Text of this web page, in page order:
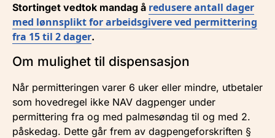
Stortinget vedtok mandag å redusere antall dager
med lønnsplikt for arbeidsgivere ved permittering
fra 15 til 2 dager.
Om mulighet til dispensasjon
Når permitteringen varer 6 uker eller mindre, utbetaler
som hovedregel ikke NAV dagpenger under
permittering fra og med palmesøndag til og med 2.
påskedag. Dette går frem av dagpengeforskriften §